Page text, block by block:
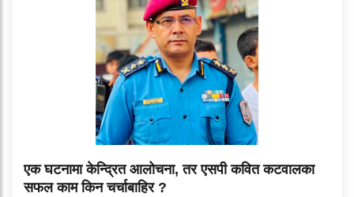
एक घटनामा केन्द्रित आलोचना, तर एसपी कवित कटवालका
सफल काम किन चर्चाबाहिर ?